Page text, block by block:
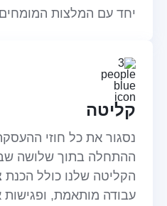
יחד עם המלצות
קליטה
נסגור את כל חוזי
ההתחלה בתוך שלושה
הקליטה שלנו כולל הכנת
עבודה מותאמת, ופגישות